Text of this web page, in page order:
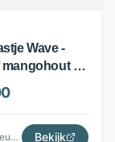
Wave -
mangohout en
1 lade met
- bruin -
Stylemeubels Bekijk